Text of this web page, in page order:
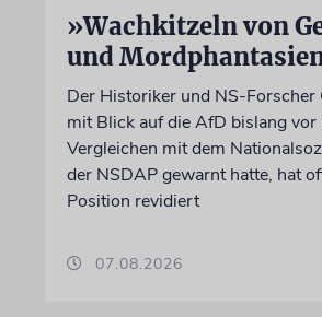
»Wachkitzeln von
und
Der Historiker und NS-Forscher
mit Blick auf die AfD bislang vor
Vergleichen mit dem
der NSDAP gewarnt hatte, hat
Position revidiert
07.08.2026